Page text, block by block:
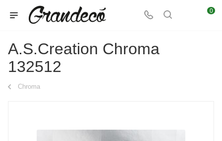
0
A.S.Creation Chroma
132512
Chroma